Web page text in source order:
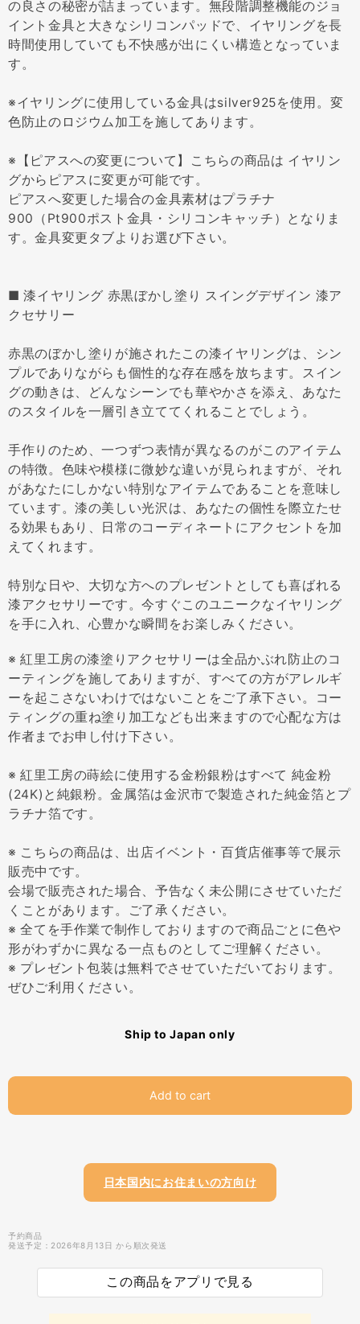
の良さの秘密が詰まっています。無段階調整機能のジョ
イント金具と大きなシリコンパッドで、イヤリングを長
時間使用していても不快感が出にくい構造となっていま
す。
※イヤリングに使用している金具はsilver925を使用。変
色防止のロジウム加工を施してあります。
※【ピアスへの変更について】こちらの商品は イヤリン
グからピアスに変更が可能です。
ピアスへ変更した場合の金具素材はプラチナ
900（Pt900ポスト金具・シリコンキャッチ）となりま
す。金具変更タブよりお選び下さい。
■ 漆イヤリング 赤黒ぼかし塗り スイングデザイン 漆ア
クセサリー
赤黒のぼかし塗りが施されたこの漆イヤリングは、シン
プルでありながらも個性的な存在感を放ちます。スイン
グの動きは、どんなシーンでも華やかさを添え、あなた
のスタイルを一層引き立ててくれることでしょう。
手作りのため、一つずつ表情が異なるのがこのアイテム
の特徴。色味や模様に微妙な違いが見られますが、それ
があなたにしかない特別なアイテムであることを意味し
ています。漆の美しい光沢は、あなたの個性を際立たせ
る効果もあり、日常のコーディネートにアクセントを加
えてくれます。
特別な日や、大切な方へのプレゼントとしても喜ばれる
漆アクセサリーです。今すぐこのユニークなイヤリング
を手に入れ、心豊かな瞬間をお楽しみください。
※ 紅里工房の漆塗りアクセサリーは全品かぶれ防止のコ
ーティングを施してありますが、すべての方がアレルギ
ーを起こさないわけではないことをご了承下さい。コー
ティングの重ね塗り加工なども出来ますので心配な方は
作者までお申し付け下さい。
※ 紅里工房の蒔絵に使用する金粉銀粉はすべて 純金粉
(24K)と純銀粉。金属箔は金沢市で製造された純金箔とプ
ラチナ箔です。
※ こちらの商品は、出店イベント・百貨店催事等で展示
販売中です。
会場で販売された場合、予告なく未公開にさせていただ
くことがあります。ご了承ください。
※ 全てを手作業で制作しておりますので商品ごとに色や
形がわずかに異なる一点ものとしてご理解ください。
※ プレゼント包装は無料でさせていただいております。
ぜひご利用ください。
Ship to Japan only
Add to cart
日本国内にお住まいの方向け
予約商品
発送予定：2026年8月13日 から順次発送
この商品をアプリで見る